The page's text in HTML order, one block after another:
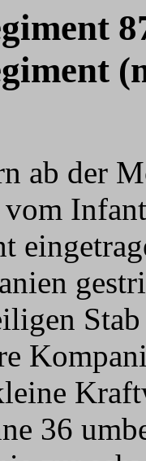
ab der
36